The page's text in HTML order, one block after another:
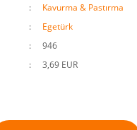
Kavurma & Pastırma
Egetürk
946
3,69 EUR